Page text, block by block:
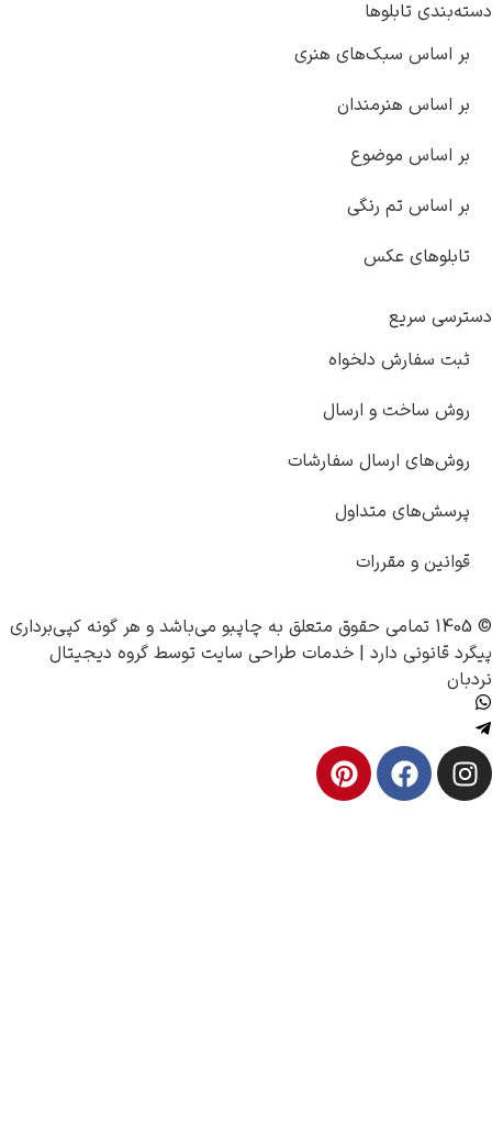
تابلوها
سبک‌های هنری
هنرمندان
موضوع
تم رنگی
عکس
سریع
سفارش دلخواه
ساخت و ارسال
ارسال سفارشات
متداول
و مقررات
چاپبو می‌باشد و هر گونه کپی‌برداری
دارد | خدمات طراحی سایت توسط گروه دیجیتال